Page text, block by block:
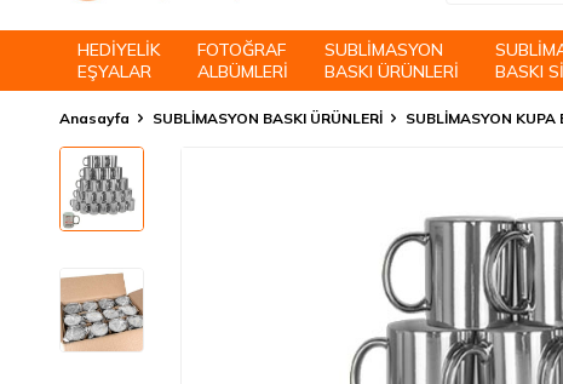
HEDİYELİK
EŞYALAR
FOTOĞRAF
ALBÜMLERİ
SUBLİMASYON
BASKI ÜRÜNLERİ
BASKI
Anasayfa SUBLİMASYON BASKI ÜRÜNLERİ SUBLİMASYON KUPA